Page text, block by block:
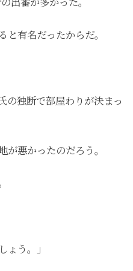
有名だったからだ。
の独断で部屋わりが決まっ
悪かったのだろう。
ょう。」